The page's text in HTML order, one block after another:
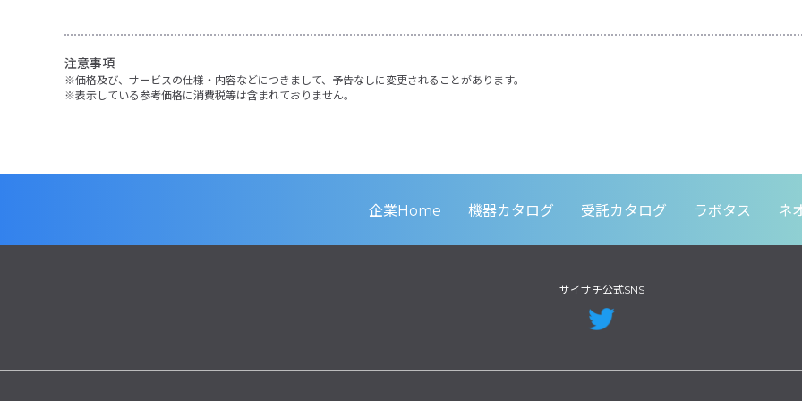
注意事項
価格及び、サービスの仕様・内容などにつきまして、予告なしに変更されることがあります。
表示している参考価格に消費税等は含まれておりません。
企業Home 機器カタログ 受託カタログ ラボタス ネ
サイサチ公式SNS